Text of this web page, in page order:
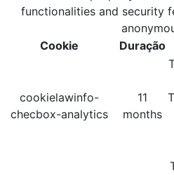
functionalities and security
Cookie
Duração
cookielawinfo-
checbox-analytics
11
months